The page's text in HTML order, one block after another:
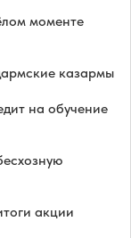
моменте
казармы
на обучение
акции